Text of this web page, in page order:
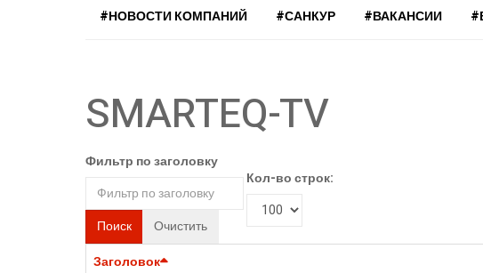
#НОВОСТИ КОМПАНИЙ #САНКУР #ВАКАНСИИ
SMARTEQ-TV
Фильтр по заголовку
Поиск Очистить
Кол-во строк:
Заголовок